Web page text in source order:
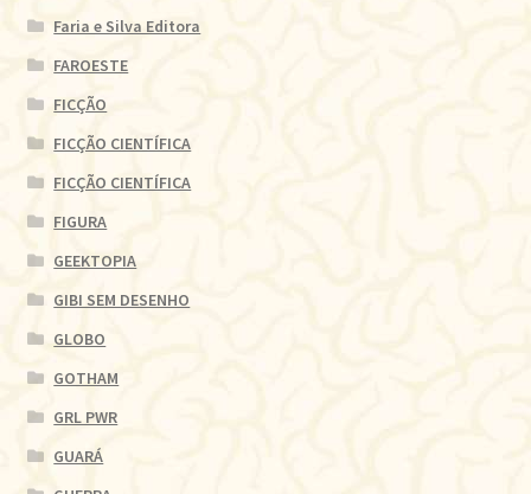
Faria e Silva Editora
FAROESTE
FICÇÃO
FICÇÃO CIENTÍFICA
FICÇÃO CIENTÍFICA
FIGURA
GEEKTOPIA
GIBI SEM DESENHO
GLOBO
GOTHAM
GRL PWR
GUARÁ